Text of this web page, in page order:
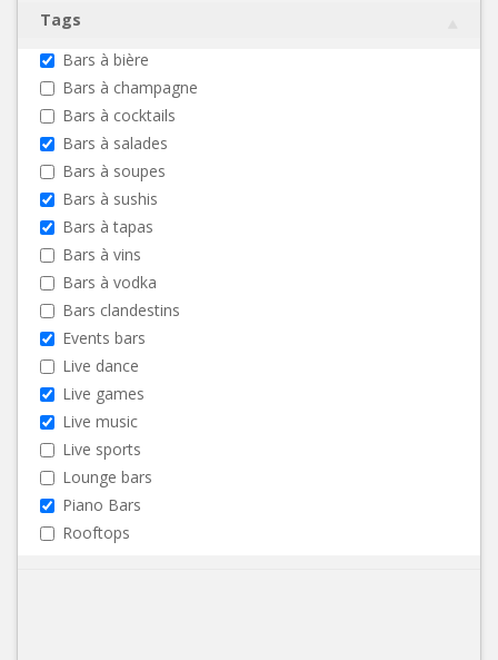
Tags
Bars à bière
Bars à champagne
Bars à cocktails
Bars à salades
Bars à soupes
Bars à sushis
Bars à tapas
Bars à vins
Bars à vodka
Bars clandestins
Events bars
Live dance
Live games
Live music
Live sports
Lounge bars
Piano Bars
Rooftops